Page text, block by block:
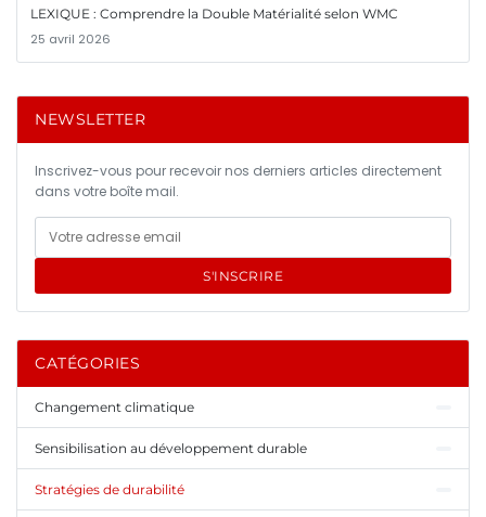
LEXIQUE : Comprendre la Double Matérialité selon WMC
25 avril 2026
NEWSLETTER
Inscrivez-vous pour recevoir nos derniers articles directement
dans votre boîte mail.
S'INSCRIRE
CATÉGORIES
Changement climatique
Sensibilisation au développement durable
Stratégies de durabilité